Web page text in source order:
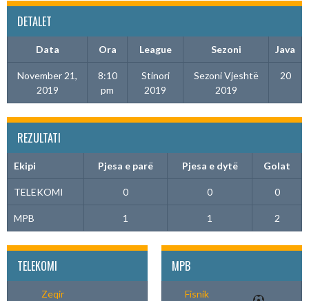
DETALET
Data Ora League Sezoni Java
November 21,
2019
8:10
pm
Stinori
2019
Sezoni Vjeshtë
2019
20
REZULTATI
Ekipi Pjesa e parë Pjesa e dytë Golat
TELEKOMI 0 0 0
MPB 1 1 2
TELEKOMI
Zeqir
MPB
Fisnik